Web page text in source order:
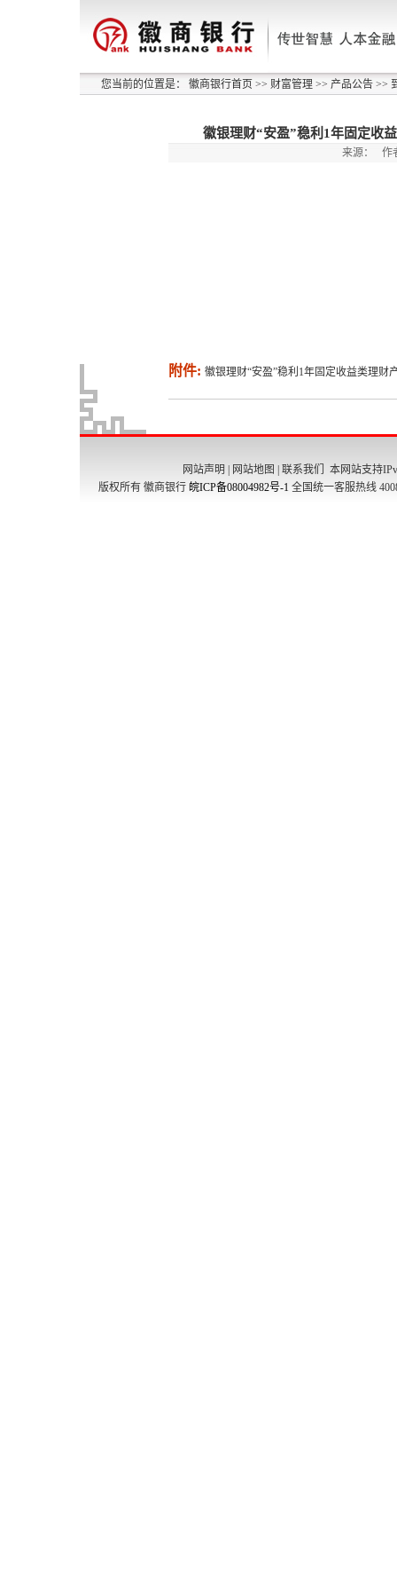
您当前的位置是： 徽商银行首页 >> 财富管理 >> 产品公告 >>
徽银理财“安盈”稳利1年固定收
来源： 作
附件: 徽银理财“安盈”稳利1年固定收益类理财
网站声明 网站地图 联系我们
本网站支持
版权所有 徽商银行 皖ICP备08004982号-1 全国统一客服热线